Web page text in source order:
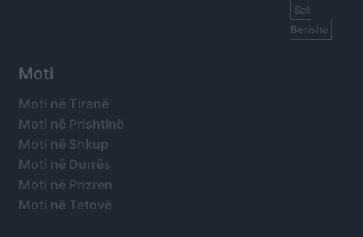
Sali
Berisha
Moti
Moti në Tiranë
Moti në Prishtinë
Moti në Shkup
Moti në Durrës
Moti në Prizren
Moti në Tetovë